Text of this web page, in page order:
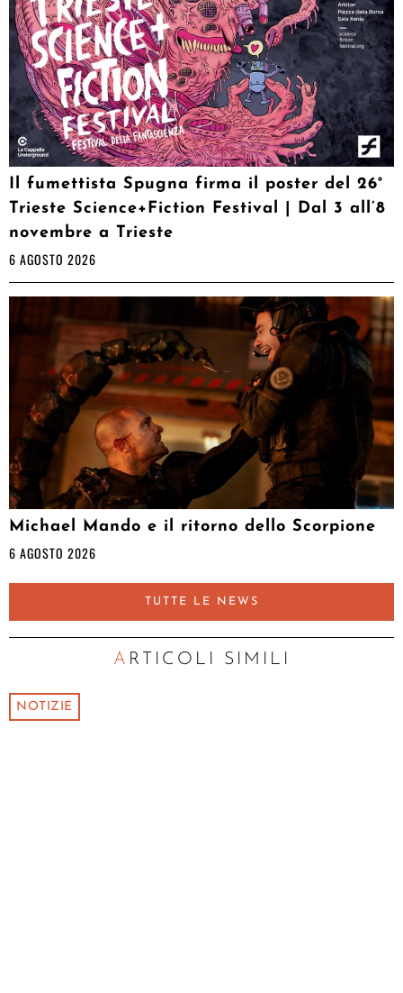
Il fumettista Spugna firma il poster del 26°
Trieste Science+Fiction Festival | Dal 3 all’8
novembre a Trieste
6 AGOSTO 2026
Michael Mando e il ritorno dello Scorpione
6 AGOSTO 2026
TUTTE LE NEWS
ARTICOLI SIMILI
NOTIZIE